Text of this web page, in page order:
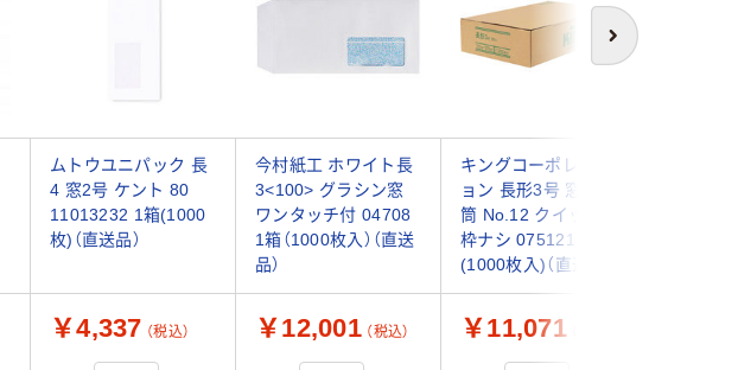
次へ
ムトウユニパック 長
4 窓2号 ケント 80
11013232 1箱(1000
枚)（直送品）
今村紙工 ホワイト長
3<100> グラシン窓
ワンタッチ付 04708
1箱（1000枚入）（直送
品）
キングコーポレーシ
ョン 長形3号 窓明封
筒 No.12 クイック付
枠ナシ 075121 1箱
(1000枚入)（直送品）
￥4,337 （税込） ￥12,001 （税込） ￥11,071